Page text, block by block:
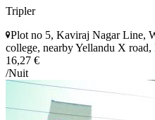
Tripler
Plot no 5, Kaviraj Nagar Line,
college, nearby Yellandu X
16,27 €
/Nuit